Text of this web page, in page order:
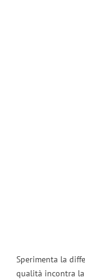
Sperimenta la
qualità incontra